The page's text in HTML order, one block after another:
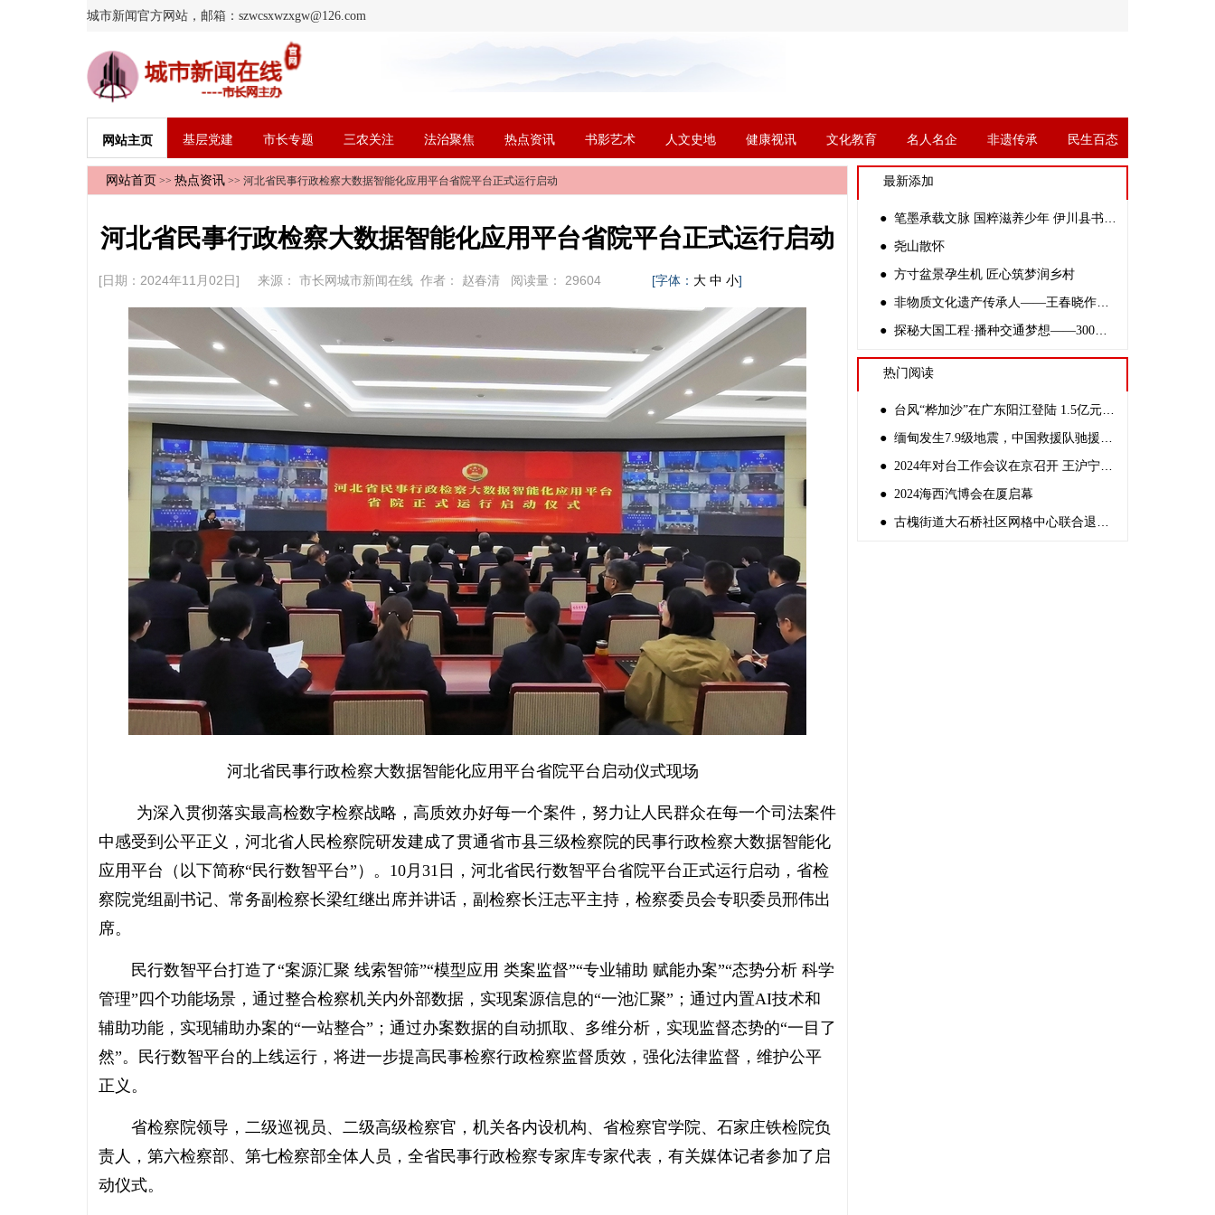
城市新闻官方网站，邮箱：szwcsxwzxgw@126.com
网站主页 基层党建 市长专题 三农关注 法治聚焦 热点资讯 书影艺术 人文史地 健康视讯 文化教育 名人名企 非遗传承 民生百态
网站首页 >> 热点资讯 >> 河北省民事行政检察大数据智能化应用平台省院平台正式运行启动
河北省民事行政检察大数据智能化应用平台省院平台正式运行启动
[日期：2024年11月02日] 来源： 市长网城市新闻在线 作者： 赵春清 阅读量： 29604 [字体： 大 中 小]
河北省民事行政检察大数据智能化应用平台省院平台启动仪式现场
为深入贯彻落实最高检数字检察战略，高质效办好每一个案件，努力让人民群众在每一个司法案件
中感受到公平正义，河北省人民检察院研发建成了贯通省市县三级检察院的民事行政检察大数据智能化
应用平台（以下简称“民行数智平台”）。10月31日，河北省民行数智平台省院平台正式运行启动，省检
察院党组副书记、常务副检察长梁红继出席并讲话，副检察长汪志平主持，检察委员会专职委员邢伟出
席。
民行数智平台打造了“案源汇聚 线索智筛”“模型应用 类案监督”“专业辅助 赋能办案”“态势分析 科学
管理”四个功能场景，通过整合检察机关内外部数据，实现案源信息的“一池汇聚”；通过内置AI技术和
辅助功能，实现辅助办案的“一站整合”；通过办案数据的自动抓取、多维分析，实现监督态势的“一目了
然”。民行数智平台的上线运行，将进一步提高民事检察行政检察监督质效，强化法律监督，维护公平
正义。
省检察院领导，二级巡视员、二级高级检察官，机关各内设机构、省检察官学院、石家庄铁检院负
责人，第六检察部、第七检察部全体人员，全省民事行政检察专家库专家代表，有关媒体记者参加了启
动仪式。
最新添加
● 尧山散怀
● 方寸盆景孕生机 匠心筑梦润乡村
热门阅读
● 2024海西汽博会在厦启幕